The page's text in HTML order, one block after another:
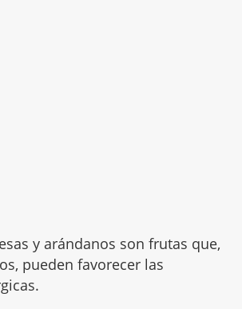
y arándanos son frutas que,
pueden favorecer las